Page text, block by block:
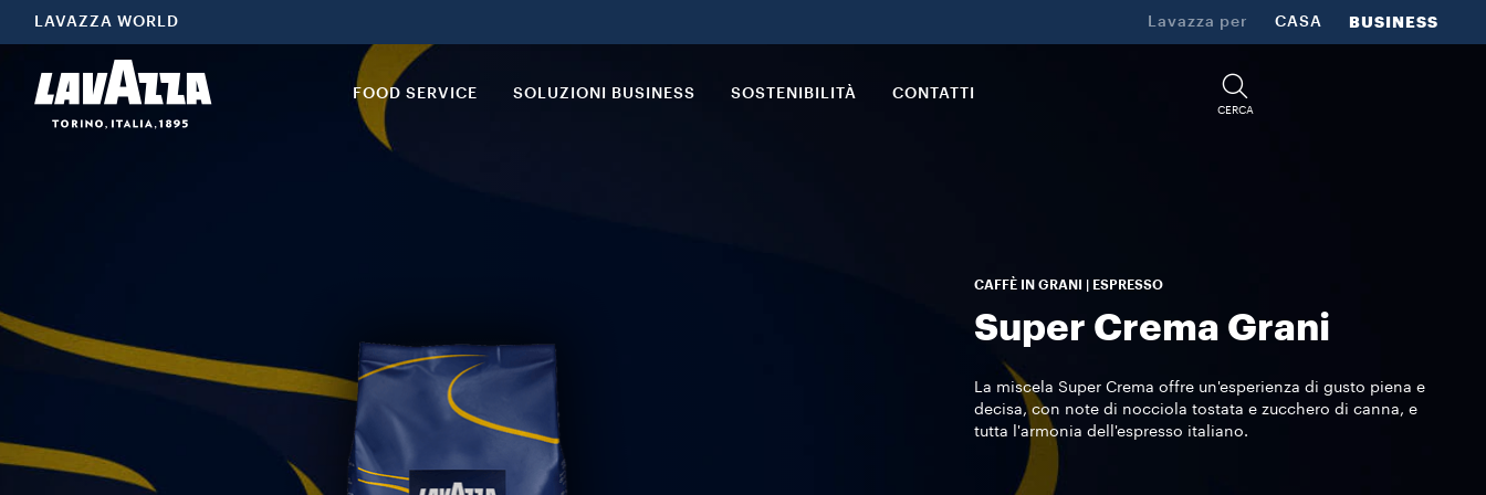
LAVAZZA WORLD Lavazza per CASA BUSINESS
FOOD SERVICE SOLUZIONI BUSINESS SOSTENIBILITÀ CONTATTI
CERCA
CAFFÈ IN GRANI | ESPRESSO
Super Crema Grani
La miscela Super Crema offre un'esperienza di gusto piena e
decisa, con note di nocciola tostata e zucchero di canna, e
tutta l'armonia dell'espresso italiano.